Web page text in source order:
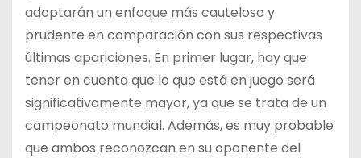
adoptarán un enfoque más cauteloso y
prudente en comparación con sus respectivas
últimas apariciones. En primer lugar, hay que
tener en cuenta que lo que está en juego será
significativamente mayor, ya que se trata de un
campeonato mundial. Además, es muy probable
que ambos reconozcan en su oponente del